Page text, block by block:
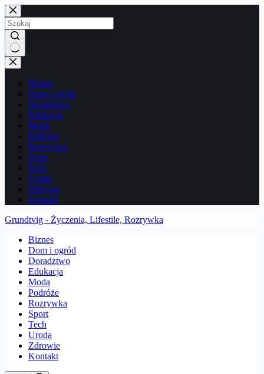
Przejdź
do
treści
Brak
wyników
Biznes
Dom i ogród
Doradztwo
Edukacja
Moda
Podróże
Rozrywka
Sport
Tech
Uroda
Zdrowie
Kontakt
Grundtvig - Życzenia, Lifestile, Rozrywka
Biznes
Dom i ogród
Doradztwo
Edukacja
Moda
Podróże
Rozrywka
Sport
Tech
Uroda
Zdrowie
Kontakt